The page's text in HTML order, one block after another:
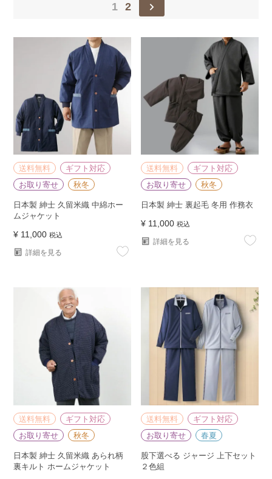
1 2
送料無料
ギフト対応
お取り寄せ
秋冬
日本製 紳士 久留米織 中綿ホー
ムジャケット
¥ 11,000 税込
詳細を見る
送料無料
ギフト対応
お取り寄せ
秋冬
日本製 紳士 裏起毛 冬用 作務衣
¥ 11,000 税込
詳細を見る
送料無料
ギフト対応
お取り寄せ
秋冬
日本製 紳士 久留米織 あられ柄
裏キルト ホームジャケット
送料無料
ギフト対応
お取り寄せ
春夏
股下選べる ジャージ 上下セット
２色組